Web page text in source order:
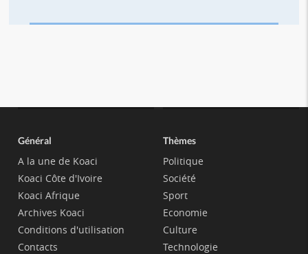
Général
A la une de Koaci
Koaci Côte d'Ivoire
Koaci Afrique
Archives Koaci
Conditions d'utilisation
Contacts
Thèmes
Politique
Société
Sport
Economie
Culture
Technologie